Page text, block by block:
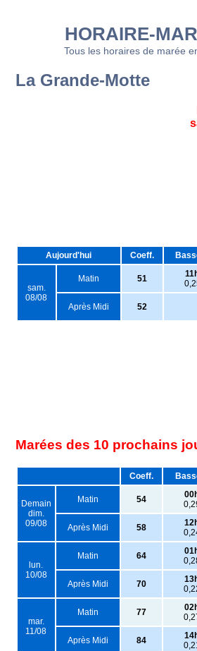
HORAIRE-
Tous les horaires de marée
La Grande-Motte
Aujourd'hui Coeff.
sam.
08/08
Matin 51
Après Midi 52
Marées des 10 prochains
Coeff.
Demain
dim.
09/08
Matin 54
Après Midi 58
lun.
10/08
Matin 64
Après Midi 70
mar.
11/08
Matin 77
Après Midi 84